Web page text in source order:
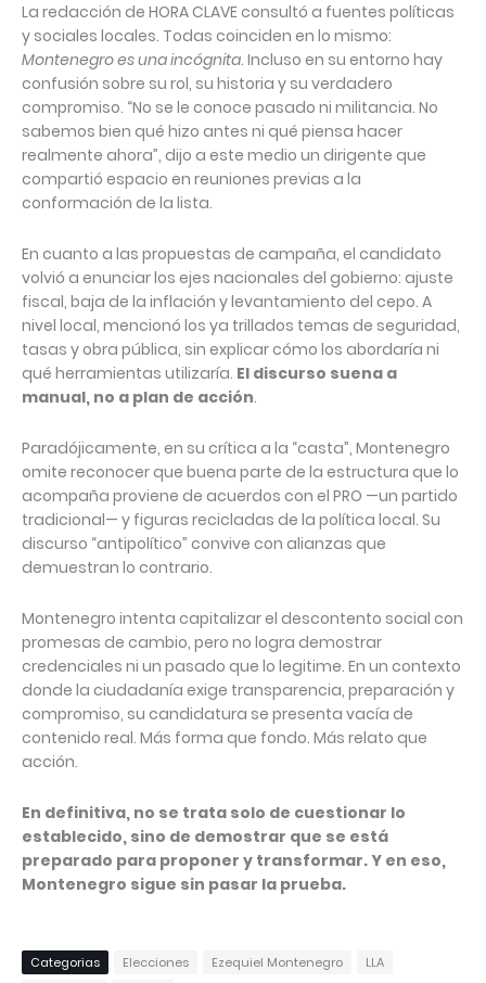
La redacción de HORA CLAVE consultó a fuentes políticas
y sociales locales. Todas coinciden en lo mismo:
Montenegro es una incógnita. Incluso en su entorno hay
confusión sobre su rol, su historia y su verdadero
compromiso. “No se le conoce pasado ni militancia. No
sabemos bien qué hizo antes ni qué piensa hacer
realmente ahora”, dijo a este medio un dirigente que
compartió espacio en reuniones previas a la
conformación de la lista.
En cuanto a las propuestas de campaña, el candidato
volvió a enunciar los ejes nacionales del gobierno: ajuste
fiscal, baja de la inflación y levantamiento del cepo. A
nivel local, mencionó los ya trillados temas de seguridad,
tasas y obra pública, sin explicar cómo los abordaría ni
qué herramientas utilizaría. El discurso suena a
manual, no a plan de acción.
Paradójicamente, en su crítica a la “casta”, Montenegro
omite reconocer que buena parte de la estructura que lo
acompaña proviene de acuerdos con el PRO —un partido
tradicional— y figuras recicladas de la política local. Su
discurso “antipolítico” convive con alianzas que
demuestran lo contrario.
Montenegro intenta capitalizar el descontento social con
promesas de cambio, pero no logra demostrar
credenciales ni un pasado que lo legitime. En un contexto
donde la ciudadanía exige transparencia, preparación y
compromiso, su candidatura se presenta vacía de
contenido real. Más forma que fondo. Más relato que
acción.
En definitiva, no se trata solo de cuestionar lo
establecido, sino de demostrar que se está
preparado para proponer y transformar. Y en eso,
Montenegro sigue sin pasar la prueba.
Categorias Elecciones Ezequiel Montenegro
LLA